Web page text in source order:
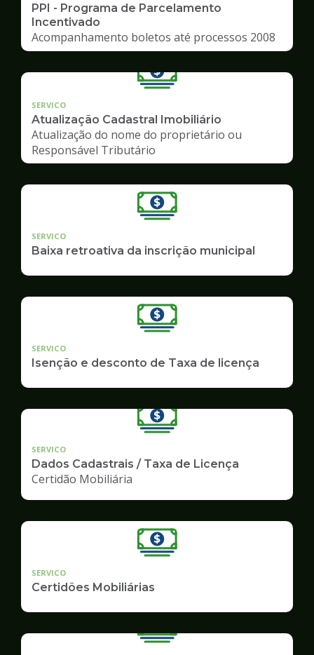
PPI - Programa de Parcelamento
Incentivado
Acompanhamento boletos até processos 2008
SERVICO
Atualização Cadastral Imobiliário
Atualização do nome do proprietário ou
Responsável Tributário
SERVICO
Baixa retroativa da inscrição municipal
SERVICO
Isenção e desconto de Taxa de licença
SERVICO
Dados Cadastrais / Taxa de Licença
Certidão Mobiliária
SERVICO
Certidões Mobiliárias